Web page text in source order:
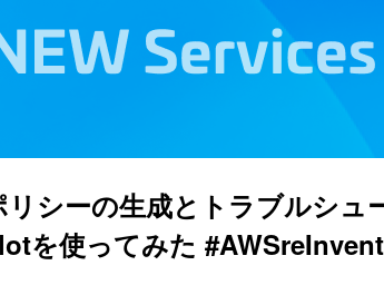
シーの生成とトラブルシ
を使ってみた #AWSreInvent